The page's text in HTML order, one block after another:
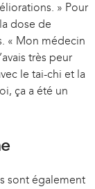
» Pour
dose de
« Mon médecin
très peur
le tai-chi et la
ça a été un
sont également